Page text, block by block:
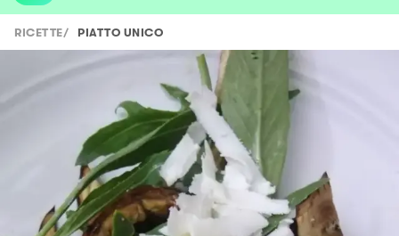
RICETTE/ PIATTO UNICO